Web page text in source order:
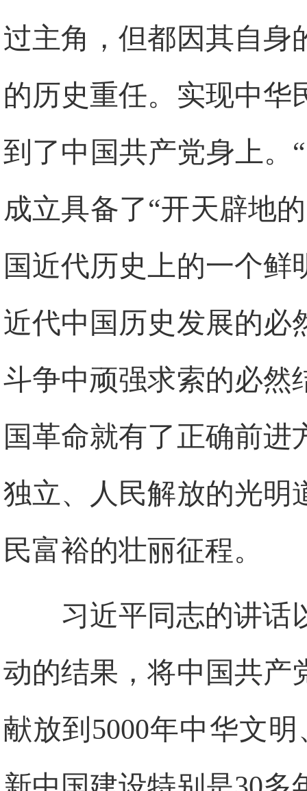
过主角，但都因其自身
的历史重任。实现中华
到了中国共产党身上。
成立具备了“开天辟地
国近代历史上的一个鲜
近代中国历史发展的必
斗争中顽强求索的必然
国革命就有了正确前进
独立、人民解放的光明
民富裕的壮丽征程。
习近平同志的讲话
动的结果，将中 国共产
献放到5000年中华文